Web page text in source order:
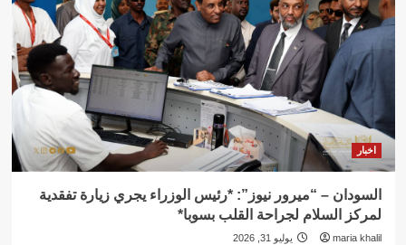
اخبار
السودان – “ميرور نيوز”: *رئيس الوزراء يجري زيارة تفقدية
لمركز السلام لجراحة القلب بسوبا*
maria khalil يوليو 31, 2026